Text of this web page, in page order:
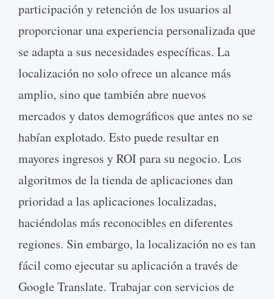
participación y retención de los usuarios al
proporcionar una experiencia personalizada que
se adapta a sus necesidades específicas. La
localización no solo ofrece un alcance más
amplio, sino que también abre nuevos
mercados y datos demográficos que antes no se
habían explotado. Esto puede resultar en
mayores ingresos y ROI para su negocio. Los
algoritmos de la tienda de aplicaciones dan
prioridad a las aplicaciones localizadas,
haciéndolas más reconocibles en diferentes
regiones. Sin embargo, la localización no es tan
fácil como ejecutar su aplicación a través de
Google Translate. Trabajar con servicios de